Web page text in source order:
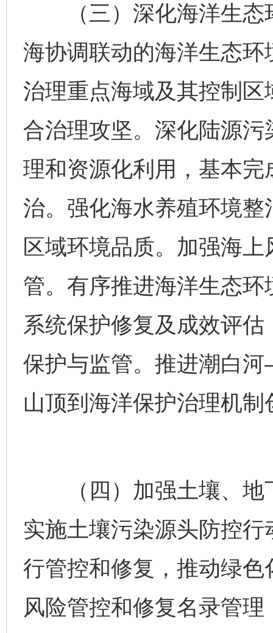
（三）深化海洋生态
海协调联动的海洋生态
治理重点海域及其控制
合治理攻坚。深化陆源
理和资源化利用，基本
治。强化海水养殖环境
区域环境品质。加强海
管。有序推进海洋生态
系统保护修复及成效评
保护与监管。推进潮白
山顶到海洋保护治理机制
（四）加强土壤、地
实施土壤污染源头防控
行管控和修复，推动绿
风险管控和修复名录管